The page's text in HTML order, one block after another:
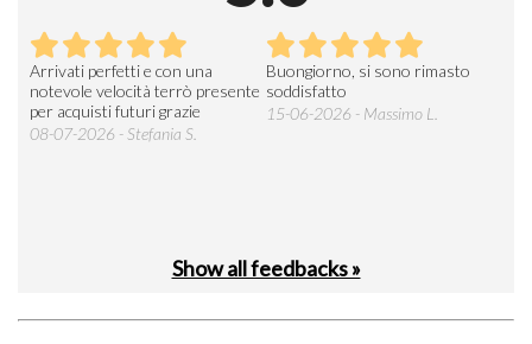
Arrivati perfetti e con una
notevole velocità terrò presente
per acquisti futuri grazie
08-07-2026 - Stefania S.
Buongiorno, si sono rimasto
soddisfatto
15-06-2026 - Massimo L.
Show all feedbacks »